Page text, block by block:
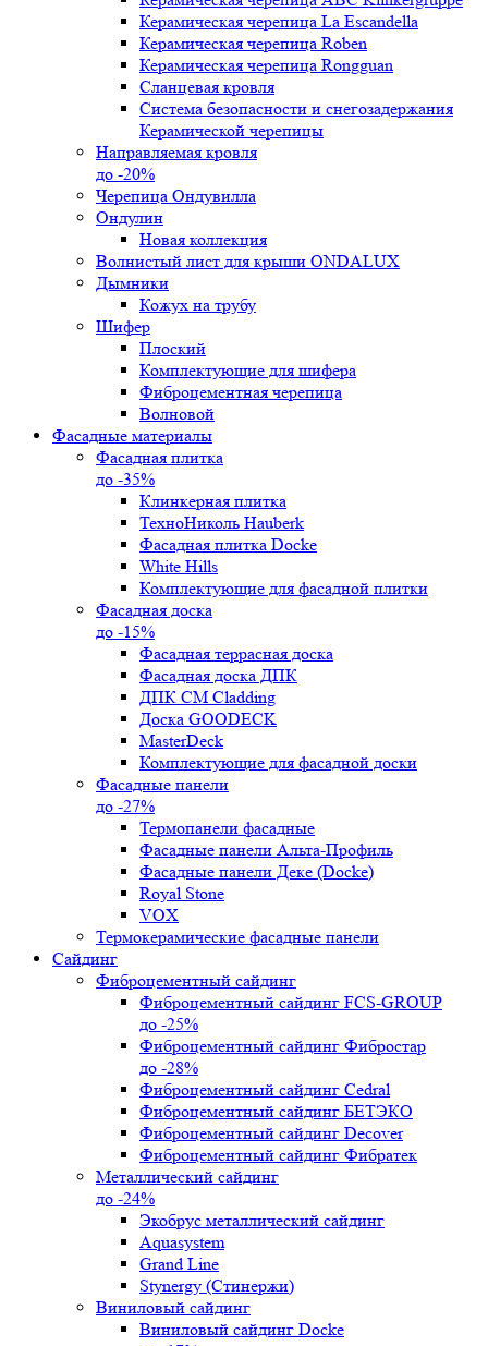
Керамическая черепица La Escandella
Керамическая черепица Roben
Керамическая черепица Rongguan
Сланцевая кровля
Система безопасности и снегозадержания
Керамической черепицы
Направляемая кровля
до -20%
Черепица Ондувилла
Ондулин
Новая коллекция
Волнистый лист для крыши ONDALUX
Дымники
Кожух на трубу
Шифер
Плоский
Комплектующие для шифера
Фиброцементная черепица
Волновой
Фасадные материалы
Фасадная плитка
до -35%
Клинкерная плитка
ТехноНиколь Hauberk
Фасадная плитка Docke
White Hills
Комплектующие для фасадной плитки
Фасадная доска
до -15%
Фасадная террасная доска
Фасадная доска ДПК
ДПК CM Cladding
Доска GOODECK
MasterDeck
Комплектующие для фасадной доски
Фасадные панели
до -27%
Термопанели фасадные
Фасадные панели Альта-Профиль
Фасадные панели Деке (Docke)
Royal Stone
VOX
Термокерамические фасадные панели
Сайдинг
Фиброцементный сайдинг
Фиброцементный сайдинг FCS-GROUP
до -25%
Фиброцементный сайдинг Фибростар
до -28%
Фиброцементный сайдинг Cedral
Фиброцементный сайдинг БЕТЭКО
Фиброцементный сайдинг Decover
Фиброцементный сайдинг Фибратек
Металлический сайдинг
до -24%
Экобрус металлический сайдинг
Aquasystem
Grand Line
Stynergy (Стинержи)
Виниловый сайдинг
Виниловый сайдинг Docke